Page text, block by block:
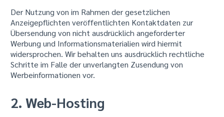
Der Nutzung von im Rahmen der gesetzlichen
Anzeigepflichten veröffentlichten Kontaktdaten zur
Übersendung von nicht ausdrücklich angeforderter
Werbung und Informationsmaterialien wird hiermit
widersprochen. Wir behalten uns ausdrücklich rechtliche
Schritte im Falle der unverlangten Zusendung von
Werbeinformationen vor.
2. Web-Hosting